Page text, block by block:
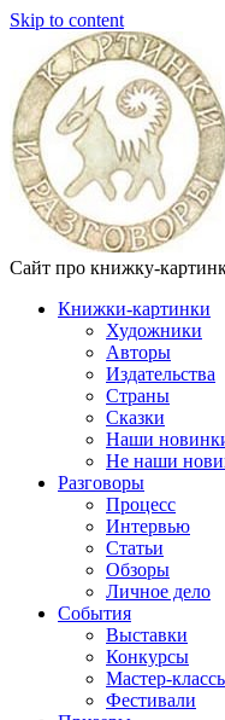
Skip to content
Сайт про книжку-
Книжки-картинки
Художники
Авторы
Издательства
Страны
Сказки
Наши
Не наши
Разговоры
Процесс
Интервью
Статьи
Обзоры
Личное дело
События
Выставки
Конкурсы
Мастер-
Фестивали